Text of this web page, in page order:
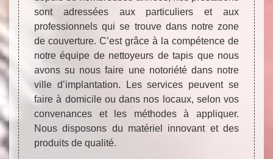
sont adressées aux particuliers et aux
professionnels qui se trouve dans notre zone
de couverture. C’est grâce à la compétence de
notre équipe de nettoyeurs de tapis que nous
avons su nous faire une notoriété dans notre
ville d’implantation. Les services peuvent se
faire à domicile ou dans nos locaux, selon vos
convenances et les méthodes à appliquer.
Nous disposons du matériel innovant et des
produits de qualité.